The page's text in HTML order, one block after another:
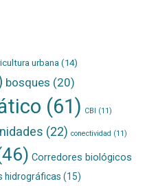
urbana(14)
bosques (20)
(61) CBI (11)
(22) conectividad (11)
Corredores biológicos
hidrográficas (15)